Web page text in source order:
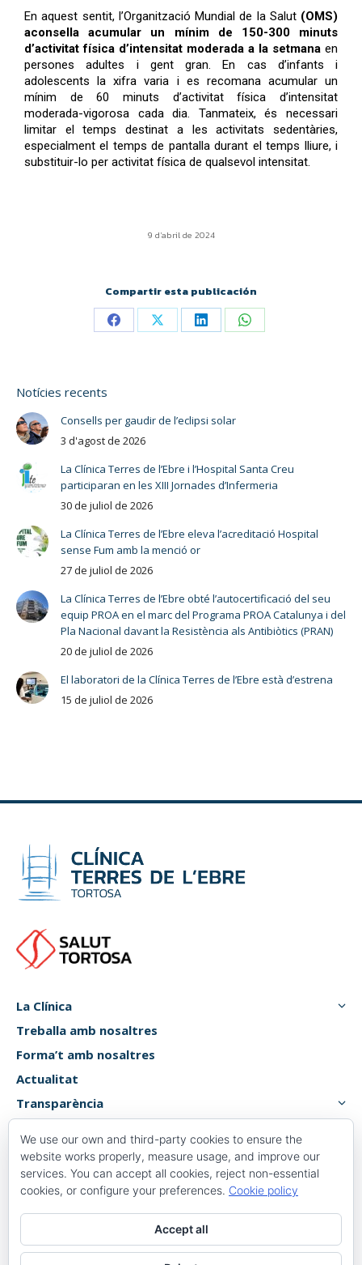
En aquest sentit, l’Organització Mundial de la Salut (OMS)
aconsella acumular un mínim de 150-300 minuts
d’activitat física d’intensitat moderada a la setmana en
persones adultes i gent gran. En cas d’infants i
adolescents la xifra varia i es recomana acumular un
mínim de 60 minuts d’activitat física d’intensitat
moderada-vigorosa cada dia. Tanmateix, és necessari
limitar el temps destinat a les activitats sedentàries,
especialment el temps de pantalla durant el temps lliure, i
substituir-lo per activitat física de qualsevol intensitat.
9 d'abril de 2024
Compartir esta publicación
Notícies recents
Consells per gaudir de l’eclipsi solar
3 d'agost de 2026
La Clínica Terres de l’Ebre i l’Hospital Santa Creu
participaran en les XIII Jornades d’Infermeria
30 de juliol de 2026
La Clínica Terres de l’Ebre eleva l’acreditació Hospital
sense Fum amb la menció or
27 de juliol de 2026
La Clínica Terres de l’Ebre obté l’autocertificació del seu
equip PROA en el marc del Programa PROA Catalunya i del
Pla Nacional davant la Resistència als Antibiòtics (PRAN)
20 de juliol de 2026
El laboratori de la Clínica Terres de l’Ebre està d’estrena
15 de juliol de 2026
La Clínica
Treballa amb nosaltres
Forma’t amb nosaltres
Actualitat
Transparència
Canal de denúncies
Plaça 1 d’octubre, 6, 8,
43500 Tortosa, Tarragona
We use our own and third-party cookies to ensure the
website works properly, measure usage, and improve our
services. You can accept all cookies, reject non-essential
cookies, or configure your preferences. Cookie policy
Accept all